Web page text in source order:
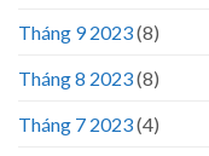
Tháng 9 2023(8)
Tháng 8 2023(8)
Tháng 7 2023(4)